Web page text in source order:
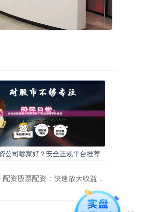
公司哪家好？安全正规平台推荐
资股票配资：快速放大收益，